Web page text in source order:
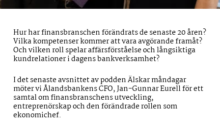
Hur har finansbranschen förändrats de senaste 20 åren?
Vilka kompetenser kommer att vara avgörande framåt?
Och vilken roll spelar affärsförståelse och långsiktiga
kundrelationer i dagens bankverksamhet?
I det senaste avsnittet av podden Älskar måndagar
möter vi Ålandsbankens CFO, Jan-Gunnar Eurell för ett
samtal om finansbranschens utveckling,
entreprenörskap och den förändrade rollen som
ekonomichef.